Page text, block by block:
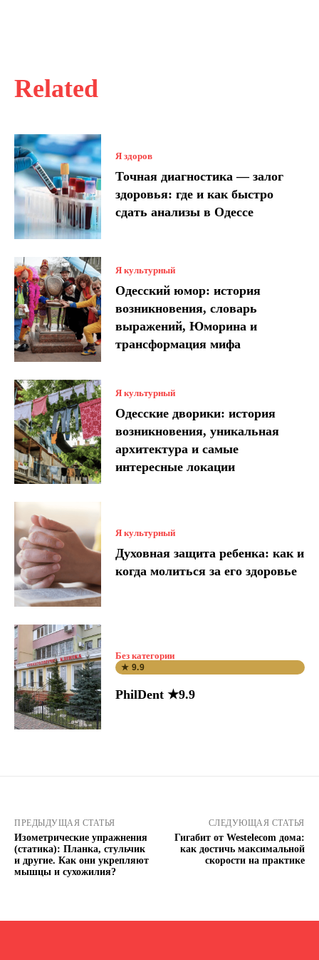
Related
Я здоров
Точная диагностика — залог
здоровья: где и как быстро
сдать анализы в Одессе
Я культурный
Одесский юмор: история
возникновения, словарь
выражений, Юморина и
трансформация мифа
Я культурный
Одесские дворики: история
возникновения, уникальная
архитектура и самые
интересные локации
Я культурный
Духовная защита ребенка: как и
когда молиться за его здоровье
Без категории
★ 9.9
PhilDent ★9.9
ПРЕДЫДУЩАЯ СТАТЬЯ
Изометрические упражнения
(статика): Планка, стульчик
и другие. Как они укрепляют
мышцы и сухожилия?
СЛЕДУЮЩАЯ СТАТЬЯ
Гигабит от Westelecom дома:
как достичь максимальной
скорости на практике